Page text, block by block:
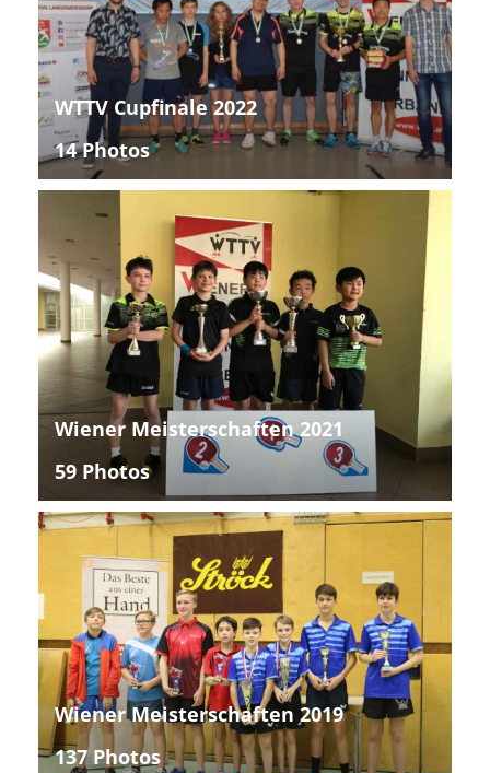
WTTV Cupfinale 2022
14 Photos
Wiener Meisterschaften 2021
59 Photos
Wiener Meisterschaften 2019
137 Photos